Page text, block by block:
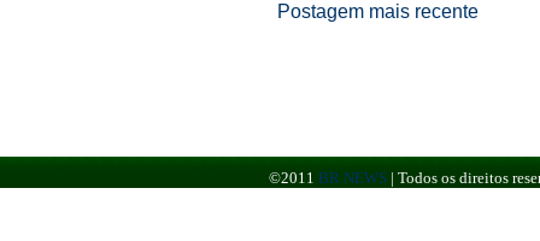
Postagem mais recente
©2011 BR NEWS | Todos os direitos